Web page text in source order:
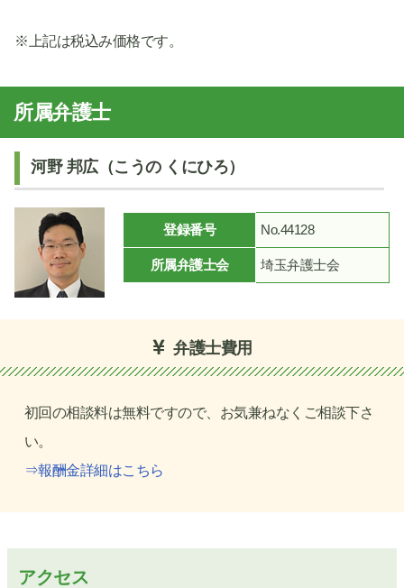
※上記は税込み価格です。
所属弁護士
河野 邦広（こうの くにひろ）
登録番号 No.44128
所属弁護士会 埼玉弁護士会
弁護士費用
初回の相談料は無料ですので、お気兼ねなくご相談下さ
い。
⇒報酬金詳細はこちら
アクセス